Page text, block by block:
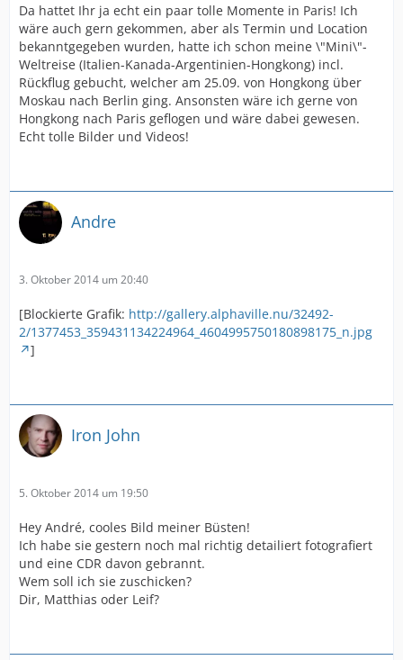
Da hattet Ihr ja echt ein paar tolle Momente in Paris! Ich
wäre auch gern gekommen, aber als Termin und Location
bekanntgegeben wurden, hatte ich schon meine \"Mini\"-
Weltreise (Italien-Kanada-Argentinien-Hongkong) incl.
Rückflug gebucht, welcher am 25.09. von Hongkong über
Moskau nach Berlin ging. Ansonsten wäre ich gerne von
Hongkong nach Paris geflogen und wäre dabei gewesen.
Echt tolle Bilder und Videos!
Andre
3. Oktober 2014 um 20:40
[Blockierte Grafik: http://gallery.alphaville.nu/32492-
2/1377453_359431134224964_4604995750180898175_n.jpg
]
Iron John
5. Oktober 2014 um 19:50
Hey André, cooles Bild meiner Büsten!
Ich habe sie gestern noch mal richtig detailiert fotografiert
und eine CDR davon gebrannt.
Wem soll ich sie zuschicken?
Dir, Matthias oder Leif?